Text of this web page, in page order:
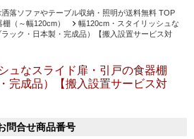
落ソファやテーブル収納・照明が送料無料 TOP
棚（～幅120cm）
幅120cm・スタイリッシュな
ック・日本製・完成品）【搬入設置サービス対
ュなスライド扉・引戸の食器棚
完成品）【搬入設置サービス対
問合せ商品番号